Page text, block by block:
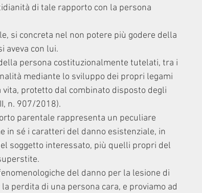
di tale rapporto con la persona
si concreta nel non potere più godere della
aveva con lui.
persona costituzionalmente tutelati, tra i
mediante lo sviluppo dei propri legami
protetto dal combinato disposto degli
n. 907/2018).
parentale rappresenta un peculiare
in sé i caratteri del danno esistenziale, in
soggetto interessato, più quelli propri del
del danno per la lesione di
perdita di una persona cara, e proviamo ad